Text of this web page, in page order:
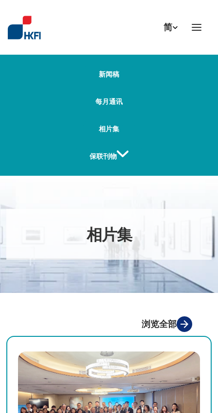
简
新闻稿
每月通讯
相片集
保联刊物
相片集
浏览全部